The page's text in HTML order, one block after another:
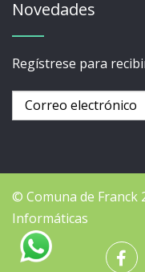
Novedades
Regístrese para
© Comuna de Franck
Informáticas